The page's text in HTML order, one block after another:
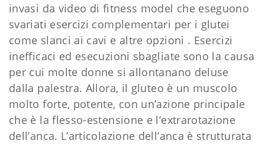
invasi da video di fitness model che eseguono
svariati esercizi complementari per i glutei
come slanci ai cavi e altre opzioni . Esercizi
inefficaci ed esecuzioni sbagliate sono la causa
per cui molte donne si allontanano deluse
dalla palestra. Allora, il gluteo è un muscolo
molto forte, potente, con un’azione principale
che è la flesso-estensione e l’extrarotazione
dell’anca. L’articolazione dell’anca è strutturata